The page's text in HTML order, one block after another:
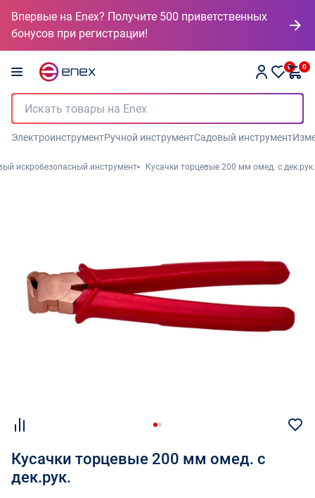
Впервые на Enex? Получите 500 приветственных
бонусов при регистрации!
0 0
ЭлектроинструментРучной инструментСадовый инструмент
искробезопасный инструмент Кусачки торцевые 200 мм омед. с дек.рук.
Кусачки торцевые 200 мм омед. с
дек.рук.